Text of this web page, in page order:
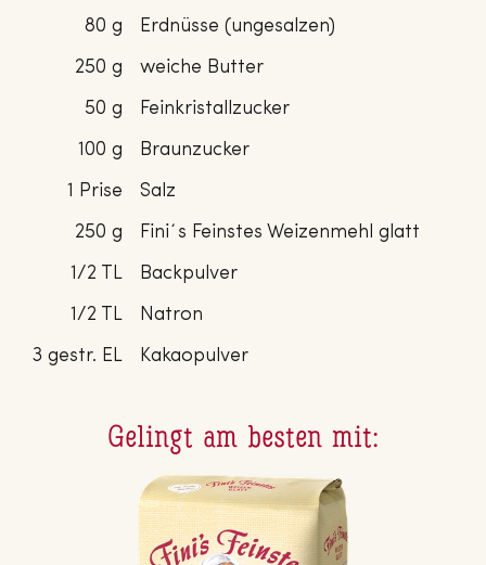
80 g
Erdnüsse (ungesalzen)
250 g
weiche Butter
50 g
Feinkristallzucker
100 g
Braunzucker
1 Prise
Salz
250 g
Fini´s Feinstes Weizenmehl glatt
1/2 TL
Backpulver
1/2 TL
Natron
3 gestr. EL
Kakaopulver
Gelingt am besten mit: